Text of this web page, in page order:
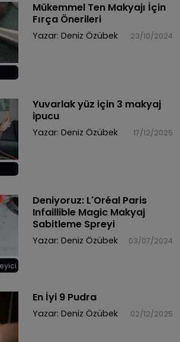
Mükemmel Ten Makyajı İçin
Fırça Önerileri
Yazar: Deniz Özübek 23/10/2024
Yuvarlak yüz için 3 makyaj
ipucu
Yazar: Deniz Özübek 17/12/2025
Deniyoruz: L'Oréal Paris
Infaillible Magic Makyaj
Sabitleme Spreyi
Yazar: Deniz Özübek 03/07/2024
En İyi 9 Pudra
Yazar: Deniz Özübek 02/12/2025